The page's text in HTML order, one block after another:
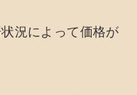
況によって価格が